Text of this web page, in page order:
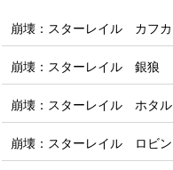
崩壊：スターレイル カフカ
崩壊：スターレイル 銀狼
崩壊：スターレイル ホタル
崩壊：スターレイル ロビン